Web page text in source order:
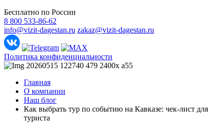
Бесплатно по России
8 800 533-86-62
info@vizit-dagestan.ru zakaz@vizit-dagestan.ru
Политика конфиденциальности
Главная
О компании
Наш блог
Как выбрать тур по событию на Кавказе: чек-лист для
туриста